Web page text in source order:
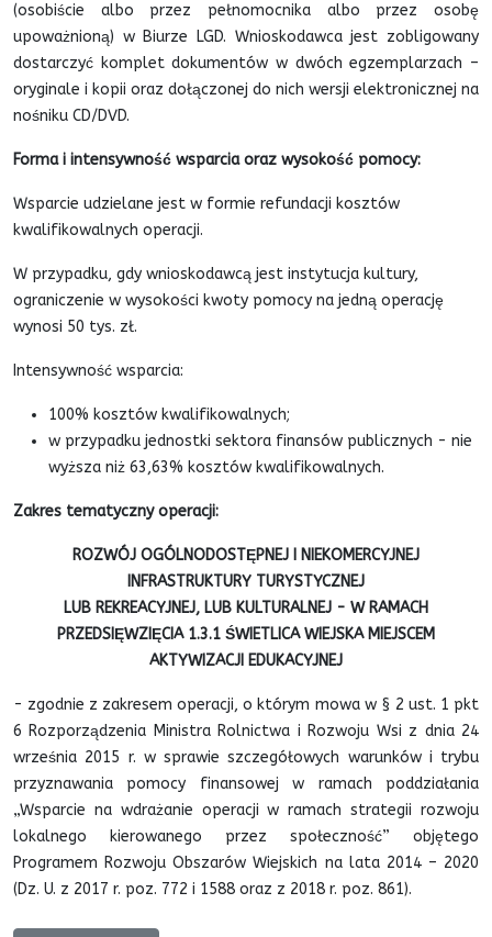
(osobiście albo przez pełnomocnika albo przez osobę
upoważnioną) w Biurze LGD. Wnioskodawca jest zobligowany
dostarczyć komplet dokumentów w dwóch egzemplarzach –
oryginale i kopii oraz dołączonej do nich wersji elektronicznej na
nośniku CD/DVD.
Forma i intensywność wsparcia oraz wysokość pomocy:
Wsparcie udzielane jest w formie refundacji kosztów
kwalifikowalnych operacji.
W przypadku, gdy wnioskodawcą jest instytucja kultury,
ograniczenie w wysokości kwoty pomocy na jedną operację
wynosi 50 tys. zł.
Intensywność wsparcia:
100% kosztów kwalifikowalnych;
w przypadku jednostki sektora finansów publicznych - nie
wyższa niż 63,63% kosztów kwalifikowalnych.
Zakres tematyczny operacji:
ROZWÓJ OGÓLNODOSTĘPNEJ I NIEKOMERCYJNEJ
INFRASTRUKTURY TURYSTYCZNEJ
LUB REKREACYJNEJ, LUB KULTURALNEJ - W RAMACH
PRZEDSIĘWZIĘCIA 1.3.1 ŚWIETLICA WIEJSKA MIEJSCEM
AKTYWIZACJI EDUKACYJNEJ
- zgodnie z zakresem operacji, o którym mowa w § 2 ust. 1 pkt
6 Rozporządzenia Ministra Rolnictwa i Rozwoju Wsi z dnia 24
września 2015 r. w sprawie szczegółowych warunków i trybu
przyznawania pomocy finansowej w ramach poddziałania
„Wsparcie na wdrażanie operacji w ramach strategii rozwoju
lokalnego kierowanego przez społeczność” objętego
Programem Rozwoju Obszarów Wiejskich na lata 2014 – 2020
(Dz. U. z 2017 r. poz. 772 i 1588 oraz z 2018 r. poz. 861).